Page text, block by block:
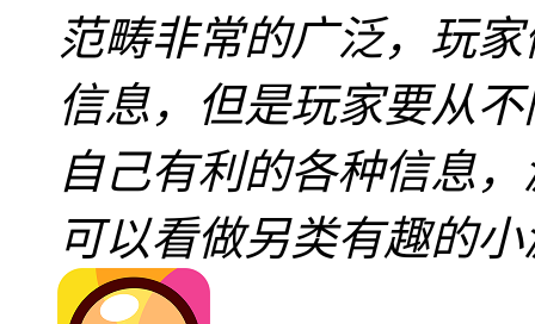
范畴非常的广泛，玩
信息，但是玩家要从
自己有利的各种信息
可以看做另类有趣的